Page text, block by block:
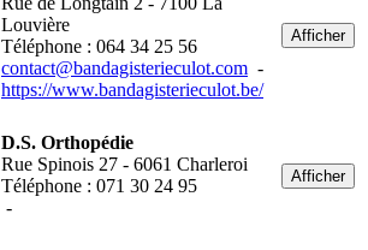
Louvière
Téléphone : 064 34 25 56
contact@bandagisterieculot.com -
https://www.bandagisterieculot.be/
Afficher
D.S. Orthopédie
Rue Spinois 27 - 6061 Charleroi
Téléphone : 071 30 24 95
-
Afficher